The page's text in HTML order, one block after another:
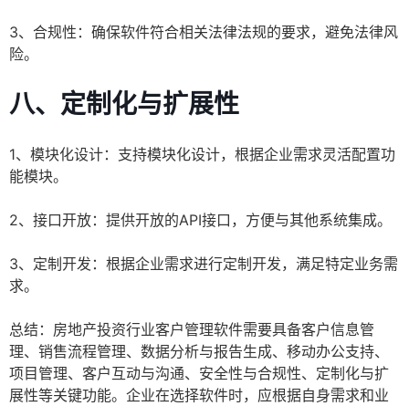
3、合规性：确保软件符合相关法律法规的要求，避免法律风
险。
八、定制化与扩展性
1、模块化设计：支持模块化设计，根据企业需求灵活配置功
能模块。
2、接口开放：提供开放的API接口，方便与其他系统集成。
3、定制开发：根据企业需求进行定制开发，满足特定业务需
求。
总结：房地产投资行业客户管理软件需要具备客户信息管
理、销售流程管理、数据分析与报告生成、移动办公支持、
项目管理、客户互动与沟通、安全性与合规性、定制化与扩
展性等关键功能。企业在选择软件时，应根据自身需求和业